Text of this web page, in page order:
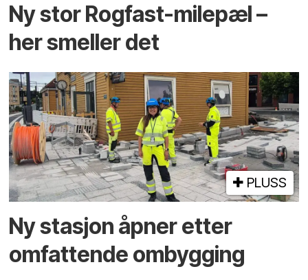
Ny stor Rogfast-milepæl –
her smeller det
PLUSS
Ny stasjon åpner etter
omfattende ombygging